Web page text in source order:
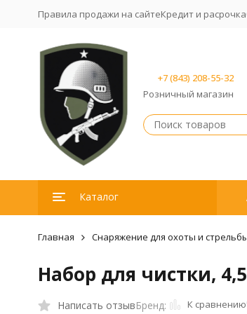
Правила продажи на сайтеКредит и расрочка
+7 (843) 208-55-32
Розничный магазин
Каталог
Главная Снаряжение для охоты и
Набор для чистки,
Написать отзывБренд: К сравнению